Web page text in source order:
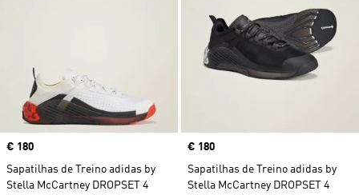
Price
€ 180
Sapatilhas de Treino adidas by
Stella McCartney DROPSET 4
Price
€ 180
Sapatilhas de Treino adidas by
Stella McCartney DROPSET 4